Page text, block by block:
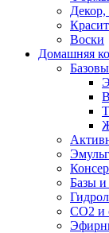
Воски
Домашняя
Базы
СО2 и